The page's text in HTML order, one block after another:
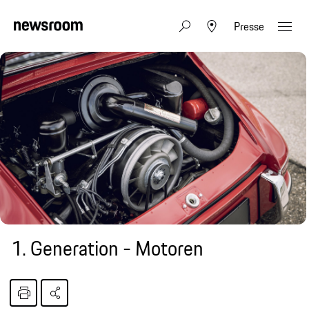
Presse
1. Generation - Motoren